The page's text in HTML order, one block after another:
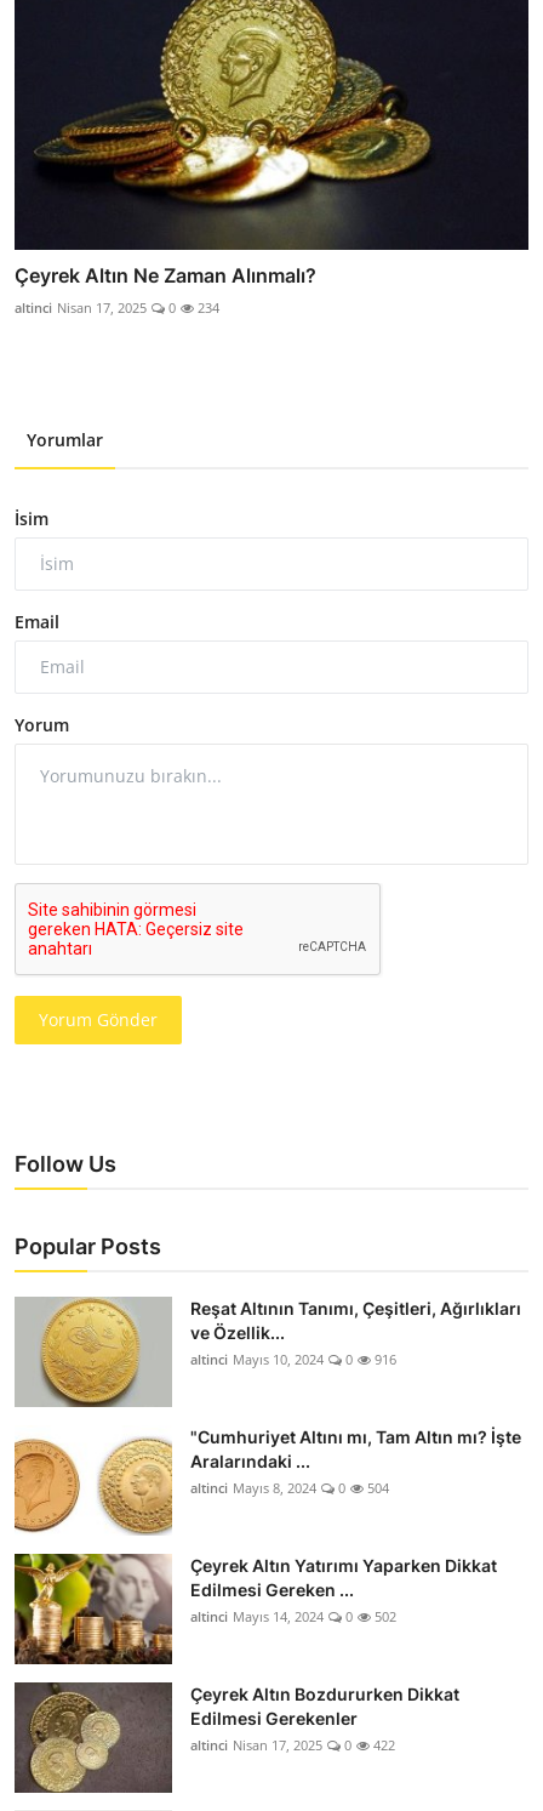
Çeyrek Altın Ne Zaman Alınmalı?
altinci Nisan 17, 2025 0 234
Yorumlar
İsim
Email
Yorum
Yorum Gönder
Follow Us
Popular Posts
Reşat Altının Tanımı, Çeşitleri, Ağırlıkları
ve Özellik...
altinci Mayıs 10, 2024 0 916
"Cumhuriyet Altını mı, Tam Altın mı? İşte
Aralarındaki ...
altinci Mayıs 8, 2024 0 504
Çeyrek Altın Yatırımı Yaparken Dikkat
Edilmesi Gereken ...
altinci Mayıs 14, 2024 0 502
Çeyrek Altın Bozdururken Dikkat
Edilmesi Gerekenler
altinci Nisan 17, 2025 0 422